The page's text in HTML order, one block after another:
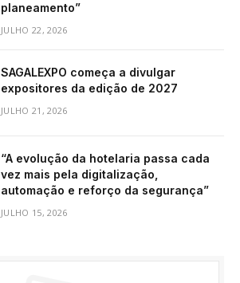
planeamento”
JULHO 22, 2026
SAGALEXPO começa a divulgar
expositores da edição de 2027
JULHO 21, 2026
“A evolução da hotelaria passa cada
vez mais pela digitalização,
automação e reforço da segurança”
JULHO 15, 2026